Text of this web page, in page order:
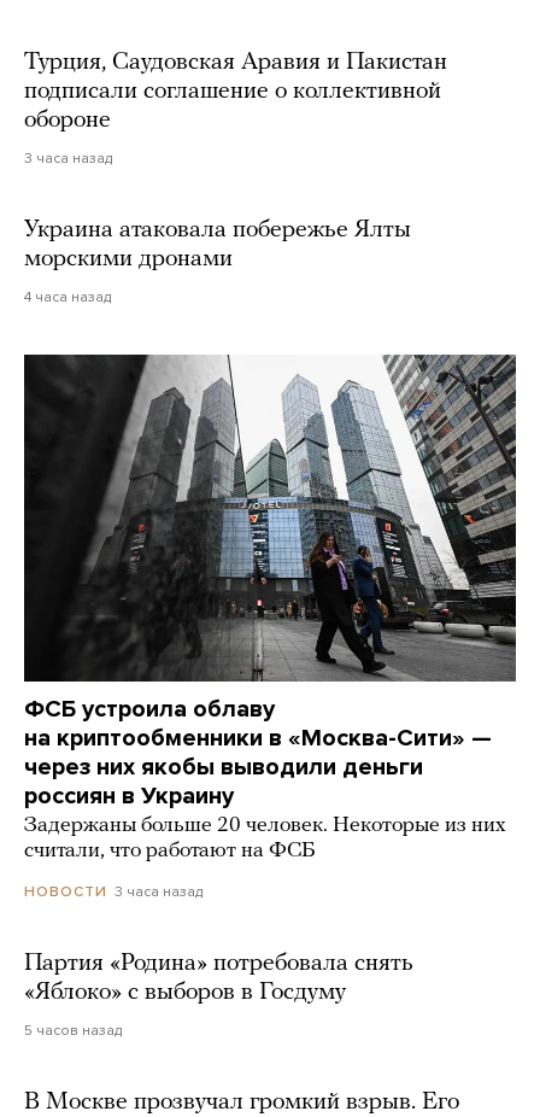
Турция, Саудовская Аравия и Пакистан
подписали соглашение о коллективной
обороне
3 часа назад
Украина атаковала побережье Ялты
морскими дронами
4 часа назад
ФСБ устроила облаву
на криптообменники в «Москва-Сити» —
через них якобы выводили деньги
россиян в Украину
Задержаны больше 20 человек. Некоторые из них
считали, что работают на ФСБ
НОВОСТИ 3 часа назад
Партия «Родина» потребовала снять
«Яблоко» с выборов в Госдуму
5 часов назад
В Москве прозвучал громкий взрыв. Его